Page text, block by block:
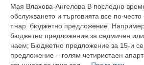
Мая Влахова-Ангелова В последно
обслужването и търговията все по-често
т.нар. бюджетно предложение.
бюджетно предложение за седмичен
наем; Бюджетно предложение за 15-и
предложение – голям четиристаен